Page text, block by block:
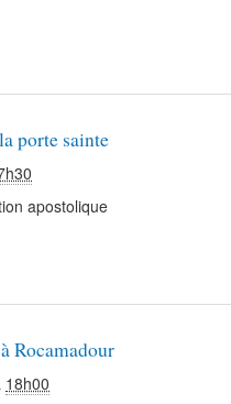
porte sainte
apostolique
Rocamadour
18h00